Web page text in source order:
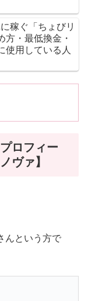
稼ぐ「ちょびリ
方・最低換金・
使用している人
ロフィー
ヴァ】
んという方で